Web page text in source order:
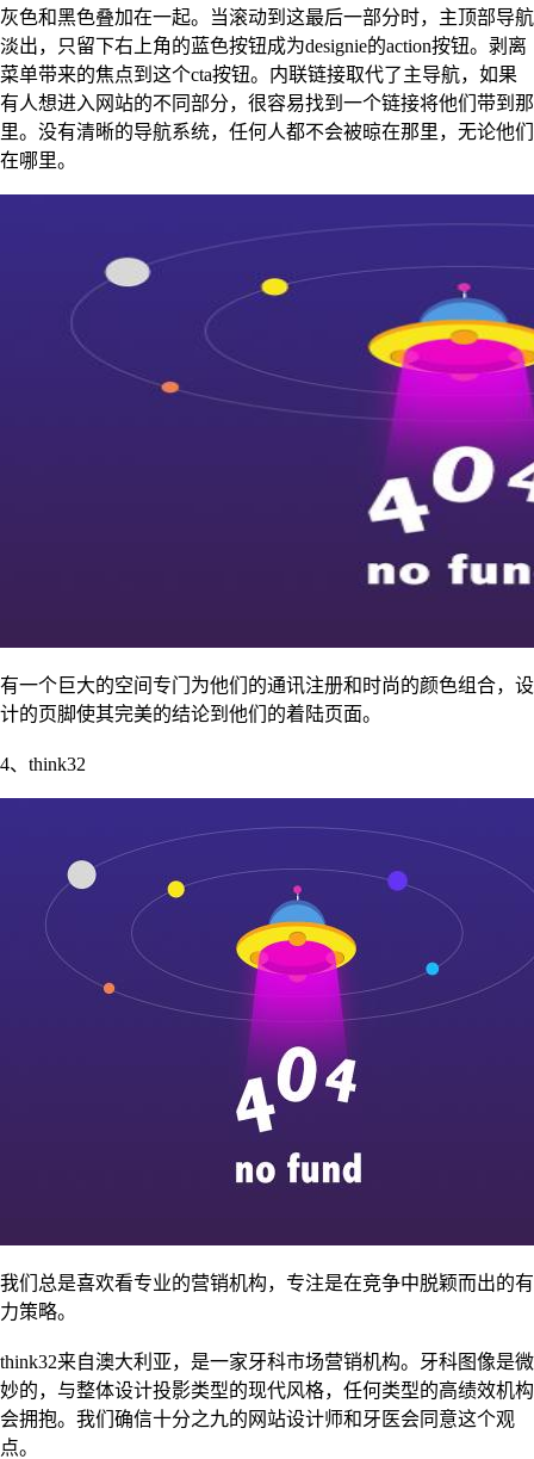
灰色和黑色叠加在一起。当滚动到这最后一部分时，主顶部导航
淡出，只留下右上角的蓝色按钮成为designie的action按钮。剥离
菜单带来的焦点到这个cta按钮。内联链接取代了主导航，如果
有人想进入网站的不同部分，很容易找到一个链接将他们带到那
里。没有清晰的导航系统，任何人都不会被晾在那里，无论他们
在哪里。
有一个巨大的空间专门为他们的通讯注册和时尚的颜色组合，设
计的页脚使其完美的结论到他们的着陆页面。
4、think32
我们总是喜欢看专业的营销机构，专注是在竞争中脱颖而出的有
力策略。
think32来自澳大利亚，是一家牙科市场营销机构。牙科图像是微
妙的，与整体设计投影类型的现代风格，任何类型的高绩效机构
会拥抱。我们确信十分之九的网站设计师和牙医会同意这个观
点。